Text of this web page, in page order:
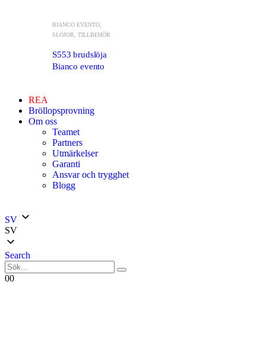
BIANCO EVENTO
SLÖJOR
TILLBEHÖR
S553 brudslöja
Bianco evento
REA
Bröllopsprovning
Om oss
Teamet
Partners
Utmärkelser
Garanti
Ansvar och trygghet
Blogg
SV
SV
Search
00